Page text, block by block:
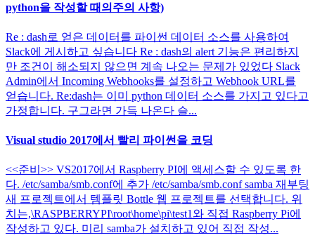
python을 작성할 때의주의 사항)
Re : dash로 얻은 데이터를 파이썬 데이터 소스를 사용하여
Slack에 게시하고 싶습니다 Re : dash의 alert 기능은 편리하지
만 조건이 해소되지 않으면 계속 나오는 문제가 있었다 Slack
Admin에서 Incoming Webhooks를 설정하고 Webhook URL를
얻습니다. Re:dash는 이미 python 데이터 소스를 가지고 있다고
가정합니다. 구그라면 가득 나온다 슬...
Visual studio 2017에서 빨리 파이썬을 코딩
<<준비>> VS2017에서 Raspberry PI에 액세스할 수 있도록 한
다. /etc/samba/smb.conf에 추가 /etc/samba/smb.conf samba 재부팅
새 프로젝트에서 템플릿 Bottle 웹 프로젝트를 선택합니다. 위
치는,\RASPBERRYPI\root\home\pi\test1와 직접 Raspberry Pi에
작성하고 있다. 미리 samba가 설치하고 있어 직접 작성...